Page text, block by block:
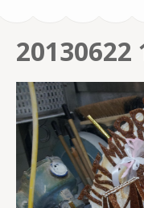
20130622